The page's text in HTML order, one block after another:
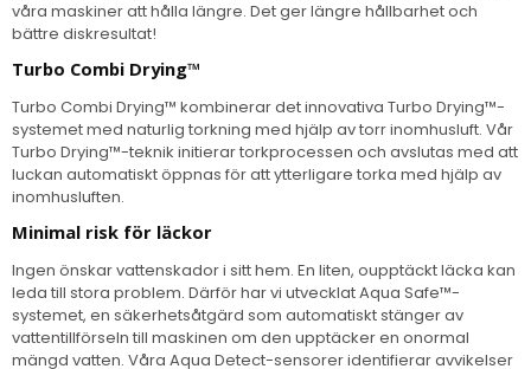
våra maskiner att hålla längre. Det ger längre hållbarhet och
bättre diskresultat!
Turbo Combi Drying™
Turbo Combi Drying™ kombinerar det innovativa Turbo Drying™-
systemet med naturlig torkning med hjälp av torr inomhusluft. Vår
Turbo Drying™-teknik initierar torkprocessen och avslutas med att
luckan automatiskt öppnas för att ytterligare torka med hjälp av
inomhusluften.
Minimal risk för läckor
Ingen önskar vattenskador i sitt hem. En liten, oupptäckt läcka kan
leda till stora problem. Därför har vi utvecklat Aqua Safe™-
systemet, en säkerhetsåtgärd som automatiskt stänger av
vattentillförseln till maskinen om den upptäcker en onormal
mängd vatten. Våra Aqua Detect-sensorer identifierar avvikelser